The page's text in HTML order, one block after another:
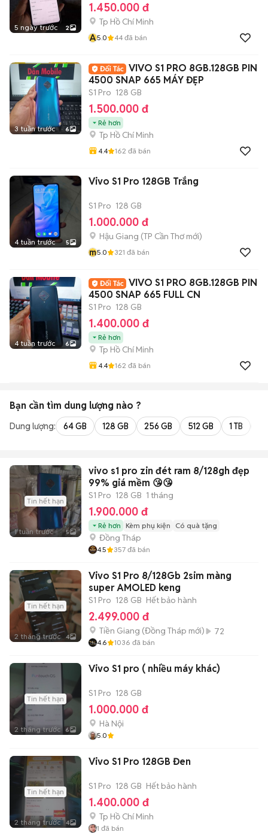
5 ngày trước 2
1.450.000 đ
Tp Hồ Chí Minh
A5.0 44 đã bán
3 tuần trước 6
VIVO S1 PRO 8GB.128GB PIN
4500 SNAP 665 MÁY ĐẸP
S1 Pro 128 GB
1.500.000 đ
Rẻ hơn
Tp Hồ Chí Minh
4.4 162 đã bán
4 tuần trước 5
Vivo S1 Pro 128GB Trắng
S1 Pro 128 GB
1.000.000 đ
Hậu Giang (TP Cần Thơmới)
m5.0 321 đã bán
4 tuần trước 6
VIVO S1 PRO 8GB.128GB PIN
4500 SNAP 665 FULL CN
S1 Pro 128 GB
1.400.000 đ
Rẻ hơn
Tp Hồ Chí Minh
4.4 162 đã bán
Bạn cần tìm dung lượng nào ?
Dung lượng: 64 GB 128 GB 256 GB 512 GB 1 TB
Tin hết hạn
1 tuần trước 5
vivo s1 pro zin đét ram 8/128gh đẹp
99% giá mềm 😘😘
S1 Pro 128 GB 1 tháng
1.900.000 đ
Rẻ hơn Kèm phụ kiện Có quà tặng
Đồng Tháp
4.5 357 đã bán
Tin hết hạn
2 tháng trước 4
Vivo S1 Pro 8/128Gb 2sim màng
super AMOLED keng
S1 Pro 128 GB Hết bảo hành
2.499.000 đ
Tiền Giang (Đồng Tháp mới) 72
4.6 1036 đã bán
Tin hết hạn
2 tháng trước 6
Vivo S1 pro ( nhiều máy khác)
S1 Pro 128 GB
1.000.000 đ
Hà Nội
5.0
Tin hết hạn
2 tháng trước 4
Vivo S1 Pro 128GB Đen
S1 Pro 128 GB Hết bảo hành
1.400.000 đ
Tp Hồ Chí Minh
1 đã bán